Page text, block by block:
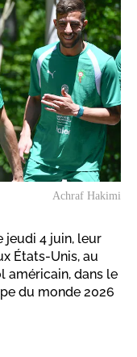
Achraf Hakimi
jeudi 4 juin, leur
États-Unis, au
américain, dans le
du monde 2026